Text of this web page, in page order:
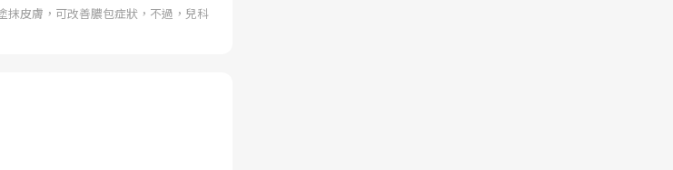
抹皮膚，可改善膿包症狀，不過，兒科